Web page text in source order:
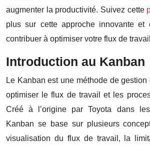
augmenter la productivité. Suivez cette
plus sur cette approche innovante et
contribuer à optimiser votre flux de
Introduction au Kanban
Le Kanban est une méthode de
optimiser le flux de travail et les
Créé à l’origine par Toyota dans
Kanban se base sur plusieurs
visualisation du flux de travail, la